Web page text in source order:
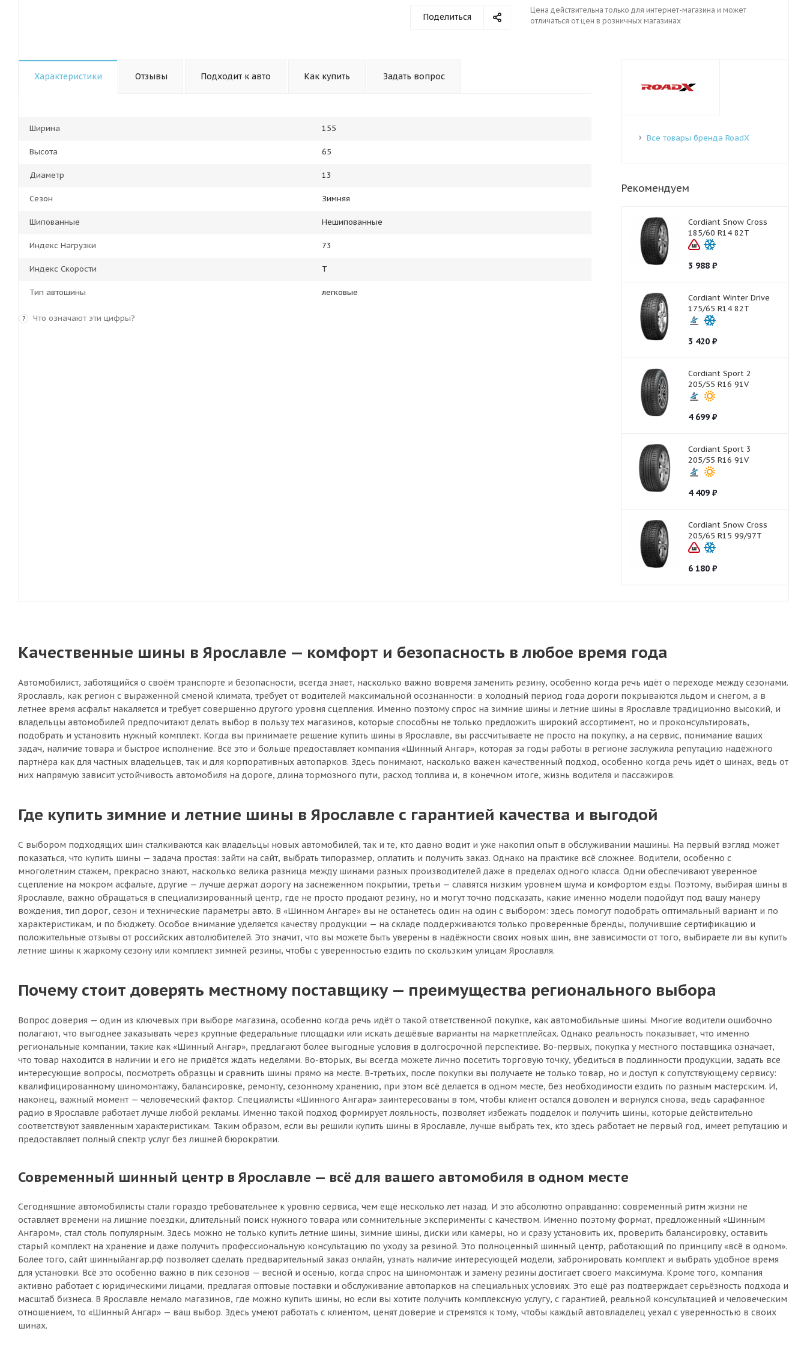
Поделиться
Цена действительна только для интернет-магазина и может
отличаться от цен в розничных магазинах
Характеристики Отзывы Подходит к авто Как купить Задать вопрос
Ширина 155
Высота 65
Диаметр 13
Сезон Зимняя
Шипованные Нешипованные
Индекс Нагрузки 73
Индекс Скорости T
Тип автошины легковые
? Что означают эти цифры?
Все товары бренда RoadX
Рекомендуем
Cordiant Snow Cross
185/60 R14 82T
3 988 ₽
Cordiant Winter Drive
175/65 R14 82T
3 420 ₽
Cordiant Sport 2
205/55 R16 91V
4 699 ₽
Cordiant Sport 3
205/55 R16 91V
4 409 ₽
Cordiant Snow Cross
205/65 R15 99/97T
6 180 ₽
Качественные шины в Ярославле — комфорт и безопасность в любое время года
Автомобилист, заботящийся о своём транспорте и безопасности, всегда знает, насколько важно вовремя заменить резину, особенно когда речь идёт о переходе между сезонами.
Ярославль, как регион с выраженной сменой климата, требует от водителей максимальной осознанности: в холодный период года дороги покрываются льдом и снегом, а в
летнее время асфальт накаляется и требует совершенно другого уровня сцепления. Именно поэтому спрос на зимние шины и летние шины в Ярославле традиционно высокий, и
владельцы автомобилей предпочитают делать выбор в пользу тех магазинов, которые способны не только предложить широкий ассортимент, но и проконсультировать,
подобрать и установить нужный комплект. Когда вы принимаете решение купить шины в Ярославле, вы рассчитываете не просто на покупку, а на сервис, понимание ваших
задач, наличие товара и быстрое исполнение. Всё это и больше предоставляет компания «Шинный Ангар», которая за годы работы в регионе заслужила репутацию надёжного
партнёра как для частных владельцев, так и для корпоративных автопарков. Здесь понимают, насколько важен качественный подход, особенно когда речь идёт о шинах, ведь от
них напрямую зависит устойчивость автомобиля на дороге, длина тормозного пути, расход топлива и, в конечном итоге, жизнь водителя и пассажиров.
Где купить зимние и летние шины в Ярославле с гарантией качества и выгодой
С выбором подходящих шин сталкиваются как владельцы новых автомобилей, так и те, кто давно водит и уже накопил опыт в обслуживании машины. На первый взгляд может
показаться, что купить шины — задача простая: зайти на сайт, выбрать типоразмер, оплатить и получить заказ. Однако на практике всё сложнее. Водители, особенно с
многолетним стажем, прекрасно знают, насколько велика разница между шинами разных производителей даже в пределах одного класса. Одни обеспечивают уверенное
сцепление на мокром асфальте, другие — лучше держат дорогу на заснеженном покрытии, третьи — славятся низким уровнем шума и комфортом езды. Поэтому, выбирая шины в
Ярославле, важно обращаться в специализированный центр, где не просто продают резину, но и могут точно подсказать, какие именно модели подойдут под вашу манеру
вождения, тип дорог, сезон и технические параметры авто. В «Шинном Ангаре» вы не останетесь один на один с выбором: здесь помогут подобрать оптимальный вариант и по
характеристикам, и по бюджету. Особое внимание уделяется качеству продукции — на складе поддерживаются только проверенные бренды, получившие сертификацию и
положительные отзывы от российских автолюбителей. Это значит, что вы можете быть уверены в надёжности своих новых шин, вне зависимости от того, выбираете ли вы купить
летние шины к жаркому сезону или комплект зимней резины, чтобы с уверенностью ездить по скользким улицам Ярославля.
Почему стоит доверять местному поставщику — преимущества регионального выбора
Вопрос доверия — один из ключевых при выборе магазина, особенно когда речь идёт о такой ответственной покупке, как автомобильные шины. Многие водители ошибочно
полагают, что выгоднее заказывать через крупные федеральные площадки или искать дешёвые варианты на маркетплейсах. Однако реальность показывает, что именно
региональные компании, такие как «Шинный Ангар», предлагают более выгодные условия в долгосрочной перспективе. Во-первых, покупка у местного поставщика означает,
что товар находится в наличии и его не придётся ждать неделями. Во-вторых, вы всегда можете лично посетить торговую точку, убедиться в подлинности продукции, задать все
интересующие вопросы, посмотреть образцы и сравнить шины прямо на месте. В-третьих, после покупки вы получаете не только товар, но и доступ к сопутствующему сервису:
квалифицированному шиномонтажу, балансировке, ремонту, сезонному хранению, при этом всё делается в одном месте, без необходимости ездить по разным мастерским. И,
наконец, важный момент — человеческий фактор. Специалисты «Шинного Ангара» заинтересованы в том, чтобы клиент остался доволен и вернулся снова, ведь сарафанное
радио в Ярославле работает лучше любой рекламы. Именно такой подход формирует лояльность, позволяет избежать подделок и получить шины, которые действительно
соответствуют заявленным характеристикам. Таким образом, если вы решили купить шины в Ярославле, лучше выбрать тех, кто здесь работает не первый год, имеет репутацию и
предоставляет полный спектр услуг без лишней бюрократии.
Современный шинный центр в Ярославле — всё для вашего автомобиля в одном месте
Сегодняшние автомобилисты стали гораздо требовательнее к уровню сервиса, чем ещё несколько лет назад. И это абсолютно оправданно: современный ритм жизни не
оставляет времени на лишние поездки, длительный поиск нужного товара или сомнительные эксперименты с качеством. Именно поэтому формат, предложенный «Шинным
Ангаром», стал столь популярным. Здесь можно не только купить летние шины, зимние шины, диски или камеры, но и сразу установить их, проверить балансировку, оставить
старый комплект на хранение и даже получить профессиональную консультацию по уходу за резиной. Это полноценный шинный центр, работающий по принципу «всё в одном».
Более того, сайт шинныйангар.рф позволяет сделать предварительный заказ онлайн, узнать наличие интересующей модели, забронировать комплект и выбрать удобное время
для установки. Всё это особенно важно в пик сезонов — весной и осенью, когда спрос на шиномонтаж и замену резины достигает своего максимума. Кроме того, компания
активно работает с юридическими лицами, предлагая оптовые поставки и обслуживание автопарков на специальных условиях. Это ещё раз подтверждает серьёзность подхода и
масштаб бизнеса. В Ярославле немало магазинов, где можно купить шины, но если вы хотите получить комплексную услугу, с гарантией, реальной консультацией и человеческим
отношением, то «Шинный Ангар» — ваш выбор. Здесь умеют работать с клиентом, ценят доверие и стремятся к тому, чтобы каждый автовладелец уехал с уверенностью в своих
шинах.